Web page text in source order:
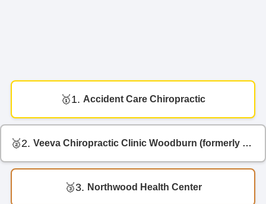
1. Accident Care Chiropractic
2. Veeva Chiropractic Clinic Woodburn (formerly Centro Chiropractic)
3. Northwood Health Center